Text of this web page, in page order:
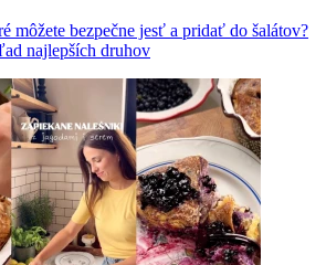
môžete bezpečne jesť a pridať do šalátov?
najlepších druhov